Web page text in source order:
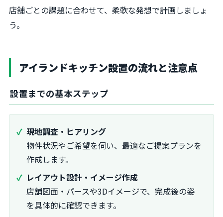
店舗ごとの課題に合わせて、柔軟な発想で計画しましょ
う。
アイランドキッチン設置の流れと注意点
設置までの基本ステップ
現地調査・ヒアリング
物件状況やご希望を伺い、最適なご提案プランを
作成します。
レイアウト設計・イメージ作成
店舗図面・パースや3Dイメージで、完成後の姿
を具体的に確認できます。